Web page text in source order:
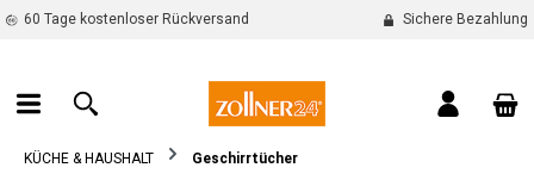
springen
60 Tage kostenloser Rückversand Sichere Bezahlung
KÜCHE & HAUSHALT Geschirrtücher